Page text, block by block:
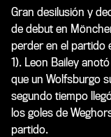
Gran desilusión y
de debut en
perder en el partido
1). Leon Bailey
que un Wolfsburgo
segundo tiempo
los goles de
partido.